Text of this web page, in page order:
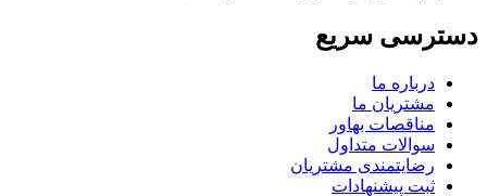
دسترسی سریع
درباره ما
مشتریان ما
مناقصات بهاور
سوالات متداول
رضایتمندی مشتریان
ثبت پیشنهادات